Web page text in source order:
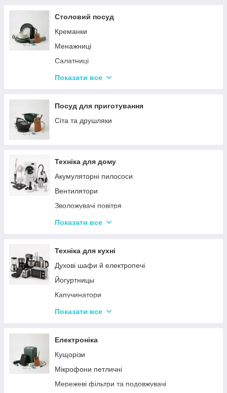
Столовий посуд
Креманки
Менажниці
Салатниці
Сітки та кошики для фрі
Посуд для дітей
Сервізи
Бульйонниці
Тарілки
Показати все
Посуд для приготування
Сіта та друшляки
Техніка для дому
Акумуляторні пилососи
Вентилятори
Зволожувачі повітря
Пральні машинки
Набори для грумінгу
Машинки для видалення ковтунців
Праски
Отпариватели
Пилососи
Показати все
Техніка для кухні
Духові шафи й електропечі
Йогуртницы
Капучинатори
Інша дрібна техніка
Сендвічниці та бутербродниці
Соковичавниці
Мультиварки та скороварки
Міксери
Показати все
Електроніка
Кущорізи
Мікрофони петличні
Мережеві фільтри та подовжувачі